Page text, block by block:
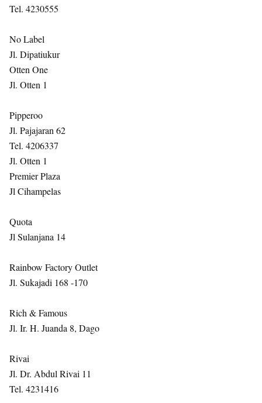
Tel. 4230555
No Label
Jl. Dipatiukur
Otten One
Jl. Otten 1
Pipperoo
Jl. Pajajaran 62
Tel. 4206337
Jl. Otten 1
Premier Plaza
Jl Cihampelas
Quota
Jl Sulanjana 14
Rainbow Factory Outlet
Jl. Sukajadi 168 -170
Rich & Famous
Jl. Ir. H. Juanda 8, Dago
Rivai
Jl. Dr. Abdul Rivai 11
Tel. 4231416